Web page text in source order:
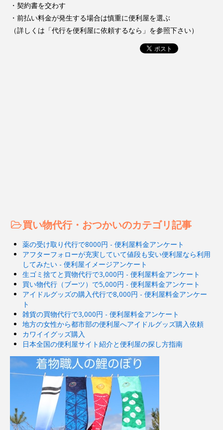
・契約書を交わす
・前払い料金が発生する場合は慎重に便利屋を選ぶ
（詳しくは「代行を便利屋に依頼するなら」を参照下さい）
買い物代行・おつかいのカテゴリ記事
薬の受け取り代行で8000円 - 便利屋料金アンケート
アフターフォローが充実していて値段も安い便利屋なら利用
してみたい - 便利屋イメージアンケート
生ゴミ捨てと買物代行で3,000円 - 便利屋料金アンケート
買い物代行（ブーツ）で5,000円 - 便利屋料金アンケート
アイドルグッズの購入代行で8,000円 - 便利屋料金アンケー
ト
雑貨の買物代行で3,000円 - 便利屋料金アンケート
地方の女性から都市部の便利屋へアイドルグッズ購入依頼
カワイイグッズ購入
日本全国の便利屋サイト紹介と便利屋の探し方指南